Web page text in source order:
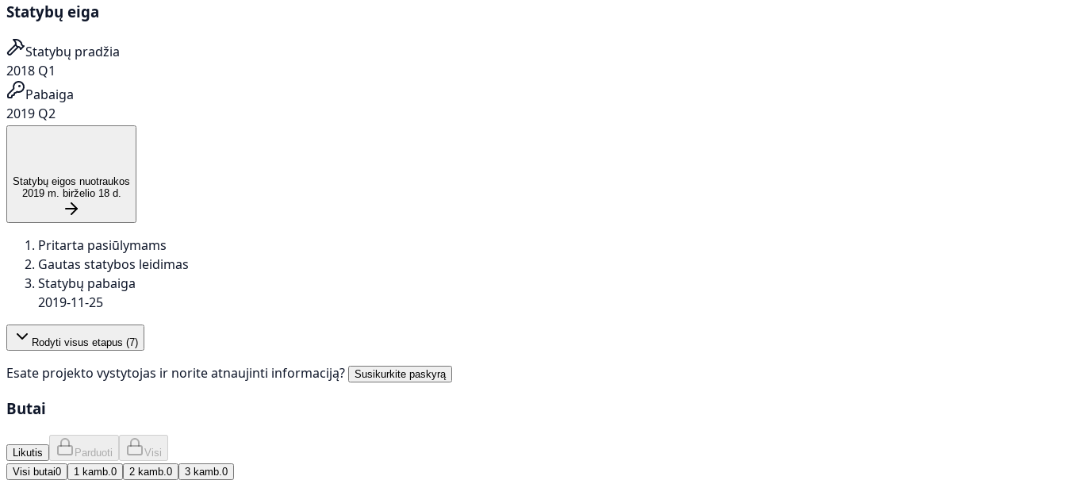
Statybų eiga
Statybų pradžia
2018 Q1
Pabaiga
2019 Q2
Statybų eigos nuotraukos
2019 m. birželio 18 d.
Pritarta pasiūlymams
Gautas statybos leidimas
Statybų pabaiga
2019-11-25
Rodyti visus etapus (7)
Esate projekto vystytojas ir norite atnaujinti informaciją? Susikurkite paskyrą
Butai
Likutis Parduoti
Visi
Visi butai0 1 kamb. 0 2 kamb. 0 3 kamb. 0